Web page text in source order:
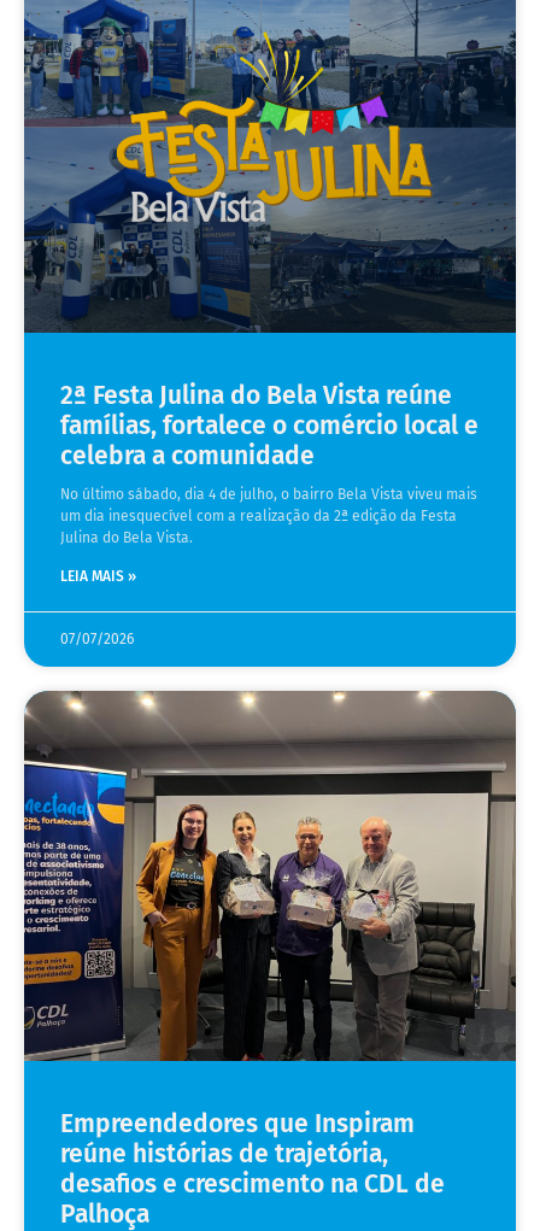
2ª Festa Julina do Bela Vista reúne
famílias, fortalece o comércio local e
celebra a comunidade
No último sábado, dia 4 de julho, o bairro Bela Vista viveu mais
um dia inesquecível com a realização da 2ª edição da Festa
Julina do Bela Vista.
LEIA MAIS »
07/07/2026
Empreendedores que Inspiram
reúne histórias de trajetória,
desafios e crescimento na CDL de
Palhoça